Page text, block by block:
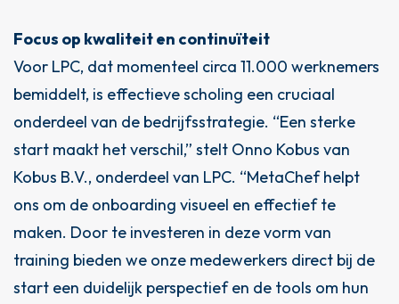
Focus op kwaliteit en continuïteit
Voor LPC, dat momenteel circa 11.000 werknemers
bemiddelt, is effectieve scholing een cruciaal
onderdeel van de bedrijfsstrategie. “Een sterke
start maakt het verschil,” stelt Onno Kobus van
Kobus B.V., onderdeel van LPC. “MetaChef helpt
ons om de onboarding visueel en effectief te
maken. Door te investeren in deze vorm van
training bieden we onze medewerkers direct bij de
start een duidelijk perspectief en de tools om hun